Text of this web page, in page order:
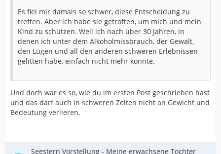
Es fiel mir damals so schwer, diese Entscheidung zu
treffen. Aber ich habe sie getroffen, um mich und mein
Kind zu schützen. Weil ich nach über 30 Jahren, in
denen ich unter dem Alkoholmissbrauch, der Gewalt,
den Lügen und all den anderen schweren Erlebnissen
gelitten habe, einfach nicht mehr konnte.
Und doch war es so, wie du im ersten Post geschrieben hast
und das darf auch in schweren Zeiten nicht an Gewicht und
Bedeutung verlieren.
Seestern Vorstellung - Meine erwachsene Tochter